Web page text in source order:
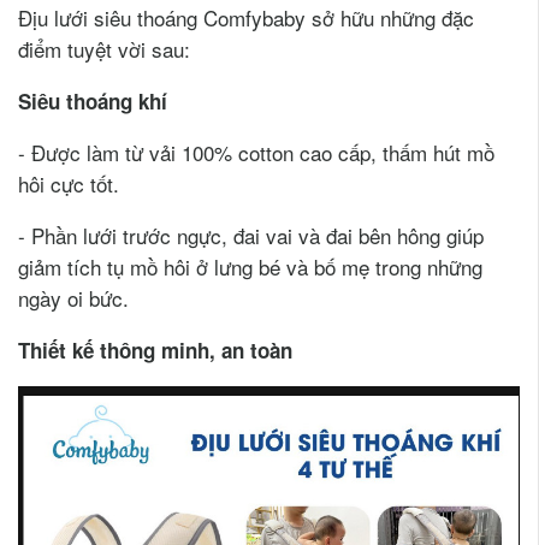
Địu lưới siêu thoáng Comfybaby sở hữu những đặc
điểm tuyệt vời sau:
Siêu thoáng khí
- Được làm từ vải 100% cotton cao cấp, thấm hút mồ
hôi cực tốt.
- Phần lưới trước ngực, đai vai và đai bên hông giúp
giảm tích tụ mồ hôi ở lưng bé và bố mẹ trong những
ngày oi bức.
Thiết kế thông minh, an toàn